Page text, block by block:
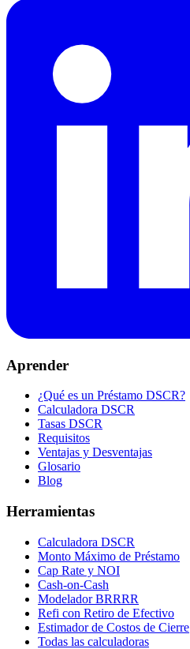
Aprender
¿Qué es un Préstamo DSCR?
Calculadora DSCR
Tasas DSCR
Requisitos
Ventajas y Desventajas
Glosario
Blog
Herramientas
Calculadora DSCR
Monto Máximo de Préstamo
Cap Rate y NOI
Cash-on-Cash
Modelador BRRRR
Refi con Retiro de Efectivo
Estimador de Costos de Cierre
Todas las calculadoras